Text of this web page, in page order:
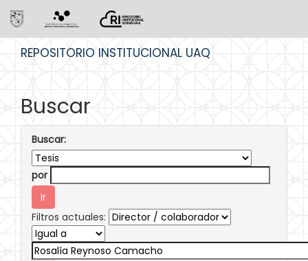
REPOSITORIO INSTITUCIONAL UAQ
Buscar
Buscar:
por
Filtros actuales: